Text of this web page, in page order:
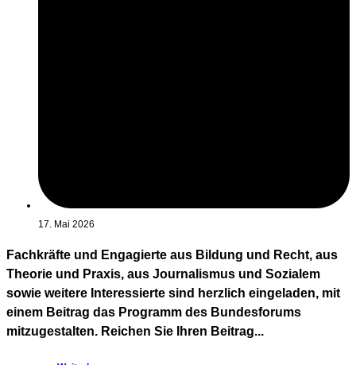
17. Mai 2026
Fachkräfte und Engagierte aus Bildung und Recht, aus
Theorie und Praxis, aus Journalismus und Sozialem
sowie weitere Interessierte sind herzlich eingeladen, mit
einem Beitrag das Programm des Bundesforums
mitzugestalten. Reichen Sie Ihren Beitrag...